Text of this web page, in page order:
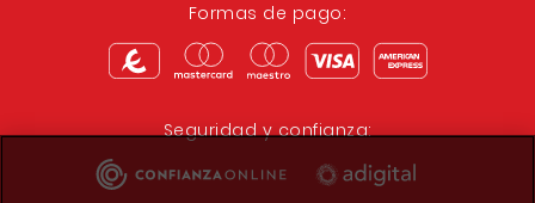
Formas de pago:
Seguridad y confianza: